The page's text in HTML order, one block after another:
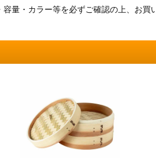
量・カラー等を必ずご確認の上、お買